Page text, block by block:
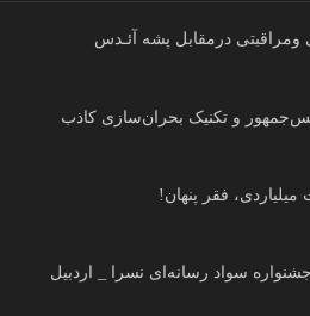
ومراقبتى درمقابل پشه آئـدس
و تکنیک بحران‌سازی کاذب
فقر پنهان!
سواد رسانه‌ای نسرا _ اردبیل